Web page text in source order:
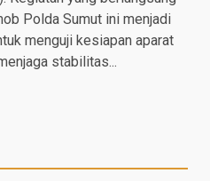
Polda Sumut ini menjadi
menguji kesiapan aparat
stabilitas...